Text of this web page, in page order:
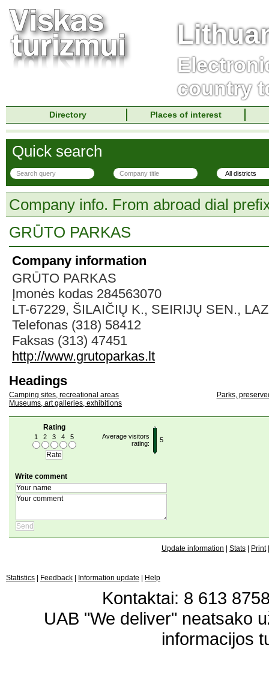
country
Directory Places of interest
Quick search
Company info. From abroad dial
GRŪTO PARKAS
Company information
GRŪTO PARKAS
Įmonės kodas 284563070
LT-67229, ŠILAIČIŲ K., SEIRIJŲ SEN.,
Telefonas (318) 58412
Faksas (313) 47451
http://www.grutoparkas.lt
Headings
Camping sites, recreational areas
Museums, art galleries, exhibitions
Parks,
Rating
1 2 3 4 5
Average visitors
rating:
5
Write comment
Update information Stats Print
Statistics Feedback Information update Help
Kontaktai: 8 613
UAB "We deliver" neatsako
informacijos